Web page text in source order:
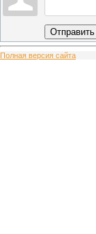
Отправить
Полная версия сайта